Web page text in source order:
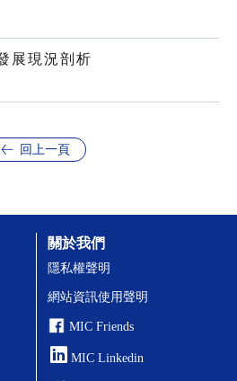
展現況剖析
回上一頁
關於我們
隱私權聲明
網站資訊使用聲明
MIC Friends
MIC Linkedin